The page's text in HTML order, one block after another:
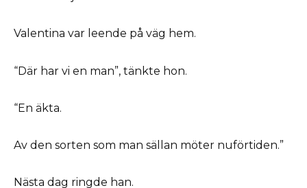
Valentina var leende på väg hem.
“Där har vi en man”, tänkte hon.
“En äkta.
Av den sorten som man sällan möter nuförtiden.”
Nästa dag ringde han.